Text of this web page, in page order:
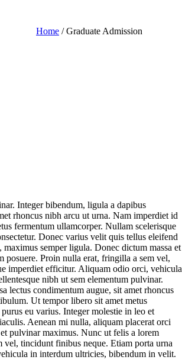
Home /Graduate Admission
Integer bibendum, ligula a dapibus
rhoncus nibh arcu ut urna. Nam imperdiet id
fermentum ullamcorper. Nullam scelerisque
Donec varius velit quis tellus eleifend
semper ligula. Donec dictum massa et
Proin nulla erat, fringilla a sem vel,
imperdiet efficitur. Aliquam odio orci, vehicula
nibh ut sem elementum pulvinar.
lectus condimentum augue, sit amet rhoncus
Ut tempor libero sit amet metus
eu varius. Integer molestie in leo et
Aenean mi nulla, aliquam placerat orci
pulvinar maximus. Nunc ut felis a lorem
tincidunt finibus neque. Etiam porta urna
in interdum ultricies, bibendum in velit.